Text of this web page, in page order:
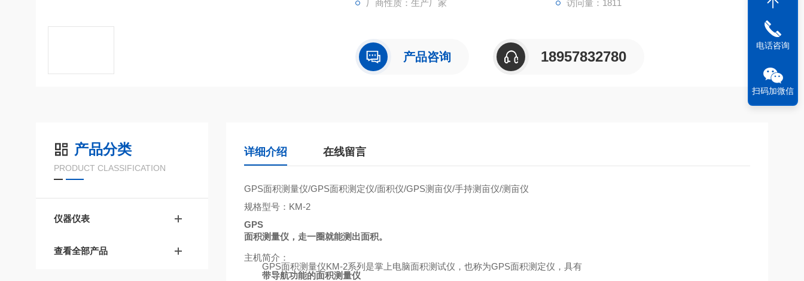
厂商性质：生产厂家 访问量：1811
产品咨询 18957832780
产品分类
PRODUCT CLASSIFICATION
仪器仪表
查看全部产品
详细介绍 在线留言
GPS面积测量仪/GPS面积测定仪/面积仪/GPS测亩仪/手持测亩仪/测亩仪
规格型号： KM-2
GPS
面积测量仪，走一圈就能测出面积。
主机简介：
GPS面积测量仪KM-2系列是掌上电脑面积测试仪，也称为GPS面积测定仪，具有
带导航功能的面积测量仪
电话咨询
扫码加微信